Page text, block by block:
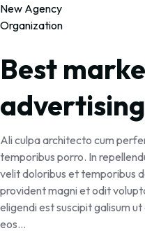
New Agency
Organization
Best
advertising
Ali culpa architecto cum
temporibus porro. In
velit doloribus et temporibus
provident magni et odit
eligendi est suscipit galisum
eos...